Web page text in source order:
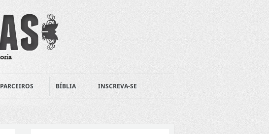
PARCEIROS BÍBLIA INSCREVA-SE